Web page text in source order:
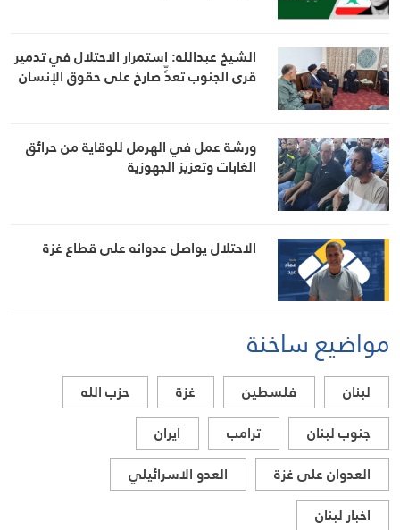
الشيخ عبدالله: استمرار الاحتلال في تدمير
قرى الجنوب تعدٍّ صارخ على حقوق الإنسان
ورشة عمل في الهرمل للوقاية من حرائق
الغابات وتعزيز الجهوزية
الاحتلال يواصل عدوانه على قطاع غزة
مواضيع ساخنة
لبنان فلسطين غزة
حزب الله
جنوب لبنان
ترامب
ايران
العدوان على غزة
العدو الاسرائيلي
اخبار لبنان